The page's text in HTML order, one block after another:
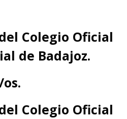
Colegio Oficial
de Badajoz.
Colegio Oficial